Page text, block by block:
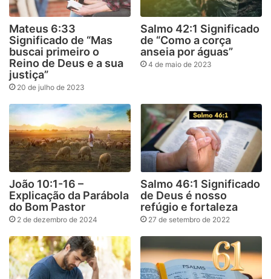
Mateus 6:33
Significado de “Mas
buscai primeiro o
Reino de Deus e a sua
justiça”
20 de julho de 2023
Salmo 42:1 Significado
de “Como a corça
anseia por águas”
4 de maio de 2023
João 10:1-16 –
Explicação da Parábola
do Bom Pastor
2 de dezembro de 2024
Salmo 46:1 Significado
de Deus é nosso
refúgio e fortaleza
27 de setembro de 2022